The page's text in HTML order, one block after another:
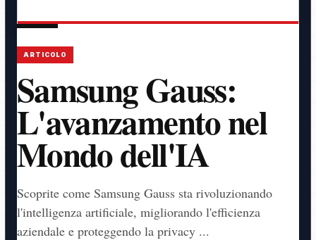
ARTICOLO
Samsung Gauss:
L'avanzamento nel
Mondo dell'IA
Scoprite come Samsung Gauss sta rivoluzionando
l'intelligenza artificiale, migliorando l'efficienza
aziendale e proteggendo la privacy ...